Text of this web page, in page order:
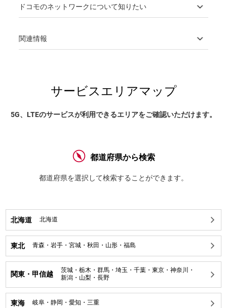
ドコモのネットワークについて知りたい
関連情報
サービスエリアマップ
5G、LTEのサービスが利用できるエリアをご確認いただけます。
都道府県から検索
都道府県を選択して検索することができます。
北海道 北海道
東北 青森 ・ 岩手 ・ 宮城 ・ 秋田 ・ 山形 ・ 福島
関東・甲信越 茨城 ・ 栃木 ・ 群馬 ・ 埼玉 ・ 千葉 ・ 東京 ・ 神奈川
・
新潟 ・ 山梨 ・ 長野
東海 岐阜 ・ 静岡 ・ 愛知 ・ 三重